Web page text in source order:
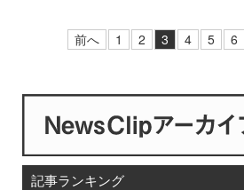
前へ 1 2 3 4 5 6
記事ランキング